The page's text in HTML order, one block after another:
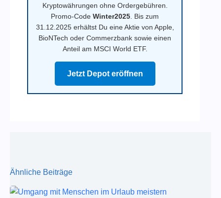
Kryptowährungen ohne Ordergebühren.
Promo-CodeWinter2025 . Bis zum
31.12.2025 erhältst Du eine Aktie von Apple,
BioNTech oder Commerzbank sowie einen
Anteil am MSCI World ETF.
Jetzt Depot eröffnen
Ähnliche Beiträge